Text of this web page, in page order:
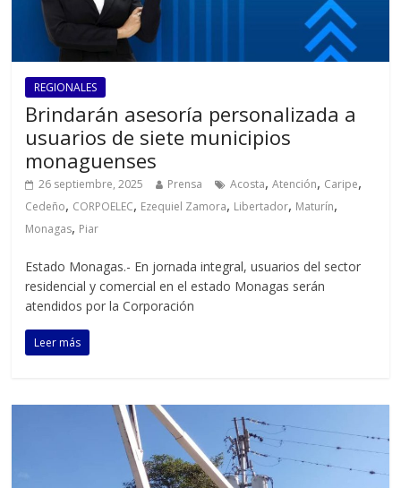
REGIONALES
Brindarán asesoría personalizada a
usuarios de siete municipios
monaguenses
26 septiembre, 2025 Prensa Acosta,Atención, Caripe,
Cedeño, CORPOELEC, Ezequiel Zamora, Libertador, Maturín,
Monagas, Piar
Estado Monagas.- En jornada integral, usuarios del sector
residencial y comercial en el estado Monagas serán
atendidos por la Corporación
Leer más